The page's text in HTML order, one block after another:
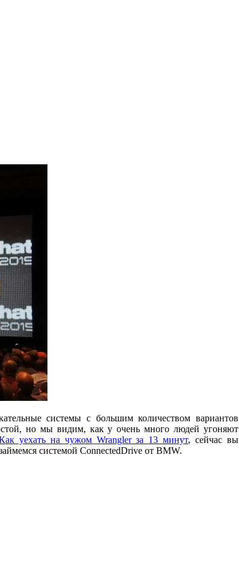
системы с большим количеством вариантов
но мы видим, как у очень много людей угоняют
уехать на чужом Wrangler за 13 минут, сейчас вы
системой ConnectedDrive от BMW.